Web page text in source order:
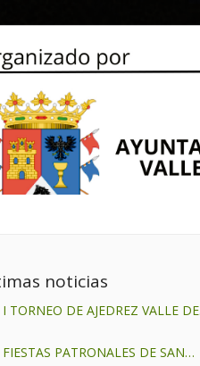
noticias
I TORNEO DE AJEDREZ VALLE DE
FIESTAS PATRONALES DE SAN